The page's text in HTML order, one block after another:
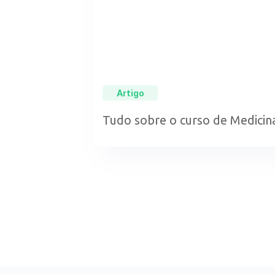
Artigo
Tudo sobre o curso de